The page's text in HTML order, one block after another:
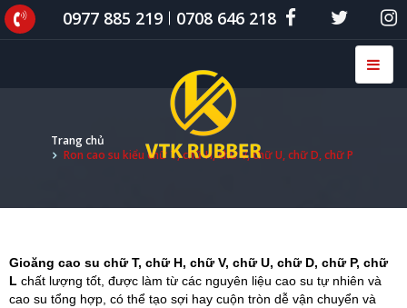
0977 885 219 0708 646 218
Trang chủ
Ron cao su kiểu chữ T, chữ H, chữ V, chữ U, chữ D, chữ P
Gioăng cao su chữ T, chữ H, chữ V, chữ U, chữ D, chữ P, chữ
L chất lượng tốt, được làm từ các nguyên liệu cao su tự nhiên và
cao su tổng hợp, có thể tạo sợi hay cuộn tròn dễ vận chuyển và